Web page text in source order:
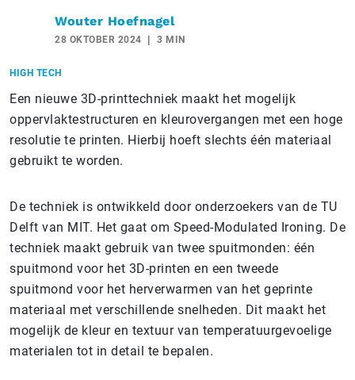
Wouter Hoefnagel
28 OKTOBER 2024 3 MIN
HIGH TECH
Een nieuwe 3D-printtechniek maakt het mogelijk
oppervlaktestructuren en kleurovergangen met een hoge
resolutie te printen. Hierbij hoeft slechts één materiaal
gebruikt te worden.
De techniek is ontwikkeld door onderzoekers van de TU
Delft van MIT. Het gaat om Speed-Modulated Ironing. De
techniek maakt gebruik van twee spuitmonden: één
spuitmond voor het 3D-printen en een tweede
spuitmond voor het herverwarmen van het geprinte
materiaal met verschillende snelheden. Dit maakt het
mogelijk de kleur en textuur van temperatuurgevoelige
materialen tot in detail te bepalen.